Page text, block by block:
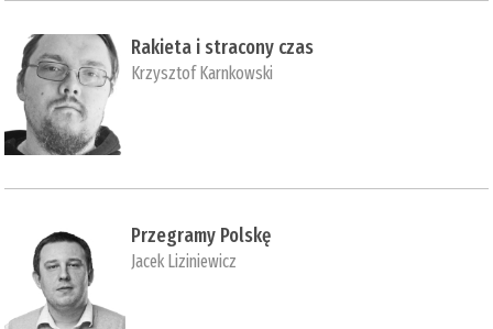
Rakieta i stracony czas
Krzysztof Karnkowski
Przegramy Polskę
Jacek Liziniewicz